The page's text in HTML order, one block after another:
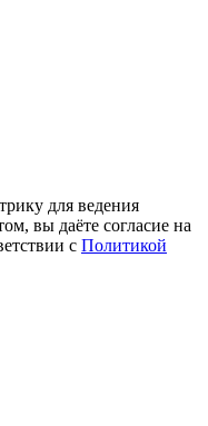
для ведения
вы даёте согласие на
с Политикой